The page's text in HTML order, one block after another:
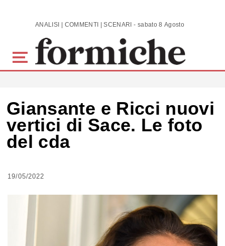
Skip to main content ANALISI | COMMENTI | SCENARI - sabato 8 Agosto 2026
Giansante e Ricci nuovi
vertici di Sace. Le foto
del cda
19/05/2022